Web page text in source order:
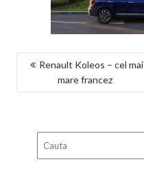
NAVIGARE
Renault Koleos – cel mai
mare francez